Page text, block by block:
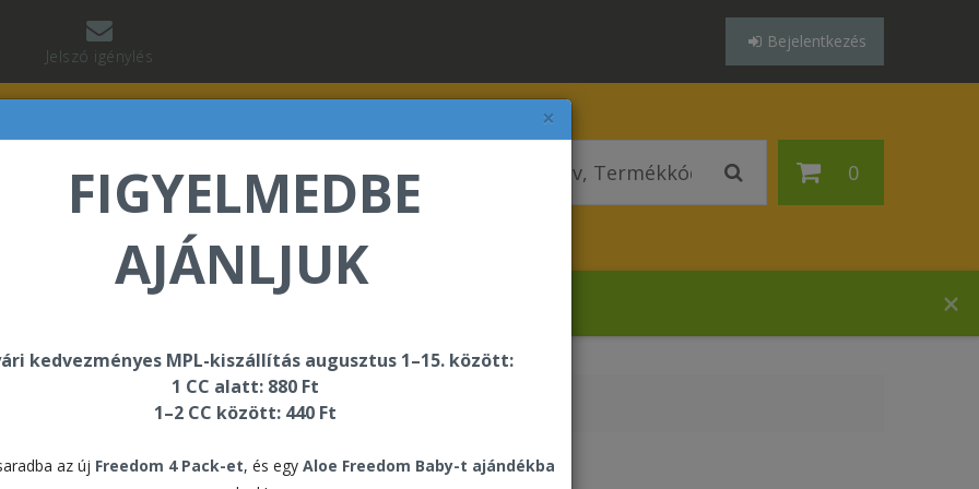
×
FIGYELMEDBE
AJÁNLJUK
kedvezményes MPL-kiszállítás augusztus 1–15. között:
1 CC alatt: 880 Ft
1–2 CC között: 440 Ft
az új Freedom 4 Pack-et, és egy Aloe Freedom Baby-t ajándékba
Jelszó igénylés
Bejelentkezés
0